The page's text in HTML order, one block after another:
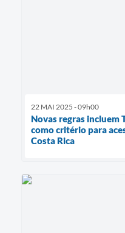
22 MAI 2025 - 09h00
Novas regras incluem
como critério para
Costa Rica